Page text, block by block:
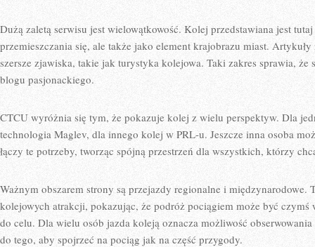
Dużą zaletą serwisu jest wielowątkowość. Kolej przedstawiana jest
przemieszczania się, ale także jako element krajobrazu miast.
szersze zjawiska, takie jak turystyka kolejowa. Taki zakres sprawia, że
blogu pasjonackiego.
CTCU wyróżnia się tym, że pokazuje kolej z wielu perspektyw. Dla
technologia Maglev, dla innego kolej w PRL-u. Jeszcze inna osoba
łączy te potrzeby, tworząc spójną przestrzeń dla wszystkich, którzy
Ważnym obszarem strony są przejazdy regionalne i międzynarodowe.
kolejowych atrakcji, pokazując, że podróż pociągiem może być
do celu. Dla wielu osób jazda koleją oznacza możliwość
do tego, aby spojrzeć na pociąg jak na część przygody.